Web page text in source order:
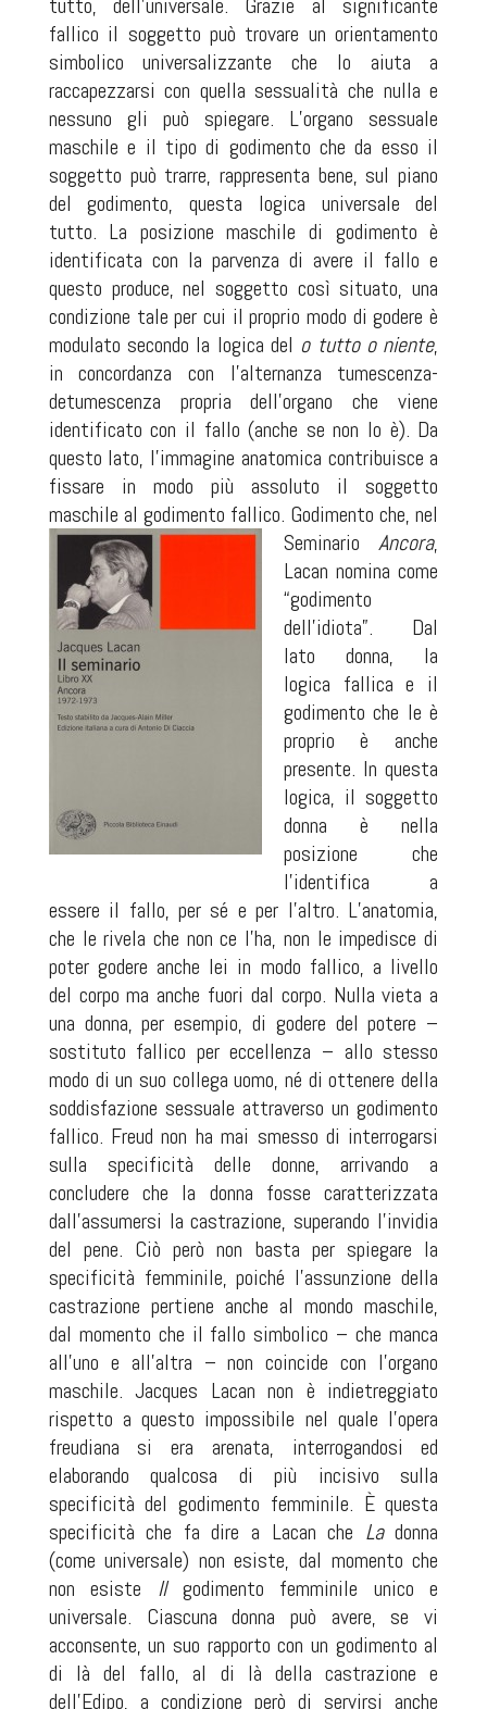
tutto, dell’universale. Grazie al significante
fallico il soggetto può trovare un orientamento
simbolico universalizzante che lo aiuta a
raccapezzarsi con quella sessualità che nulla e
nessuno gli può spiegare. L’organo sessuale
maschile e il tipo di godimento che da esso il
soggetto può trarre, rappresenta bene, sul piano
del godimento, questa logica universale del
tutto. La posizione maschile di godimento è
identificata con la parvenza di avere il fallo e
questo produce, nel soggetto così situato, una
condizione tale per cui il proprio modo di godere è
modulato secondo la logica del o tutto o niente,
in concordanza con l’alternanza tumescenza-
detumescenza propria dell’organo che viene
identificato con il fallo (anche se non lo è). Da
questo lato, l’immagine anatomica contribuisce a
fissare in modo più assoluto il soggetto
maschile al godimento fallico. Godimento che, nel
SeminarioAncora,
Lacan nomina come
“godimento
dell’idiota”. Dal
lato donna, la
logica fallica e il
godimento che le è
proprio è anche
presente. In questa
logica, il soggetto
donna è nella
posizione che
l’identifica a
essere il fallo, per sé e per l’altro. L’anatomia,
che le rivela che non ce l’ha, non le impedisce di
poter godere anche lei in modo fallico, a livello
del corpo ma anche fuori dal corpo. Nulla vieta a
una donna, per esempio, di godere del potere –
sostituto fallico per eccellenza – allo stesso
modo di un suo collega uomo, né di ottenere della
soddisfazione sessuale attraverso un godimento
fallico. Freud non ha mai smesso di interrogarsi
sulla specificità delle donne, arrivando a
concludere che la donna fosse caratterizzata
dall’assumersi la castrazione, superando l’invidia
del pene. Ciò però non basta per spiegare la
specificità femminile, poiché l’assunzione della
castrazione pertiene anche al mondo maschile,
dal momento che il fallo simbolico – che manca
all’uno e all’altra – non coincide con l’organo
maschile. Jacques Lacan non è indietreggiato
rispetto a questo impossibile nel quale l’opera
freudiana si era arenata, interrogandosi ed
elaborando qualcosa di più incisivo sulla
specificità del godimento femminile. È questa
specificità che fa dire a Lacan che Ladonna
(come universale) non esiste, dal momento che
non esiste Ilgodimento femminile unico e
universale. Ciascuna donna può avere, se vi
acconsente, un suo rapporto con un godimento al
di là del fallo, al di là della castrazione e
dell’Edipo, a condizione però di servirsi anche